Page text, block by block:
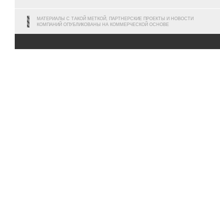
МАТЕРИАЛЫ С ТАКОЙ МЕТКОЙ, ПАРТНЕРСКИЕ ПРОЕКТЫ И НОВОСТИ
КОМПАНИЙ ОПУБЛИКОВАНЫ НА КОММЕРЧЕСКОЙ ОСНОВЕ